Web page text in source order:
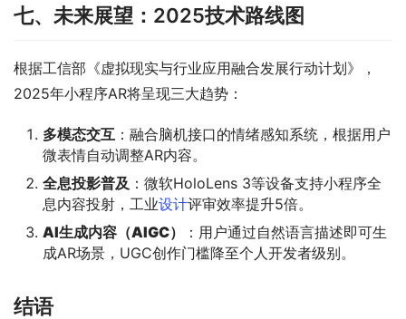
七、未来展望：2025技术路线图
根据工信部《虚拟现实与行业应用融合发展行动计划》，
2025年小程序AR将呈现三大趋势：
多模态交互 ：融合脑机接口的情绪感知系统，根据用户
微表情自动调整AR内容。
全息投影普及 ：微软HoloLens 3等设备支持小程序全
息内容投射，工业设计评审效率提升5倍。
AI生成内容（AIGC）
：用户通过自然语言描述即可生
成AR场景，UGC创作门槛降至个人开发者级别。
结语